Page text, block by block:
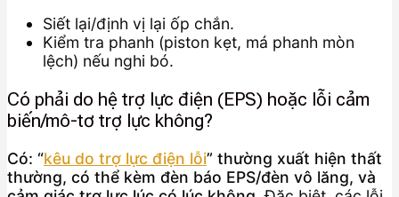
Siết lại/định vị lại ốp chắn.
Kiểm tra phanh (piston kẹt, má phanh mòn
lệch) nếu nghi bó.
Có phải do hệ trợ lực điện (EPS) hoặc lỗi cảm
biến/mô-tơ trợ lực không?
Có: “kêu do trợ lực điện lỗi” thường xuất hiện thất
thường, có thể kèm đèn báo EPS/đèn vô lăng, và